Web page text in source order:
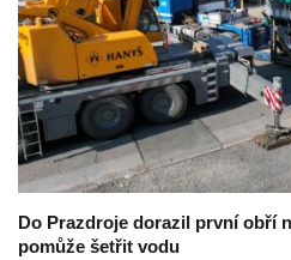
Do Prazdroje dorazil první obří
pomůže šetřit vodu